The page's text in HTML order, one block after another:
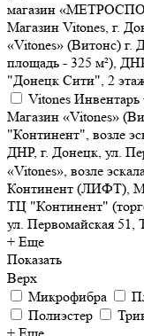
магазин
Магазин Vitones, г.
«Vitones» (Витонс)
площадь - 325 м²),
"Донецк Сити", 2
Vitones
Магазин «Vitones»
"Континент", возле
ДНР, г. Донецк, ул.
«Vitones», возле
Континент (ЛИФТ),
ТЦ "Континент"
ул. Первомайская
+ Еще
Показать
Верх
Микрофибра
Полиэстер